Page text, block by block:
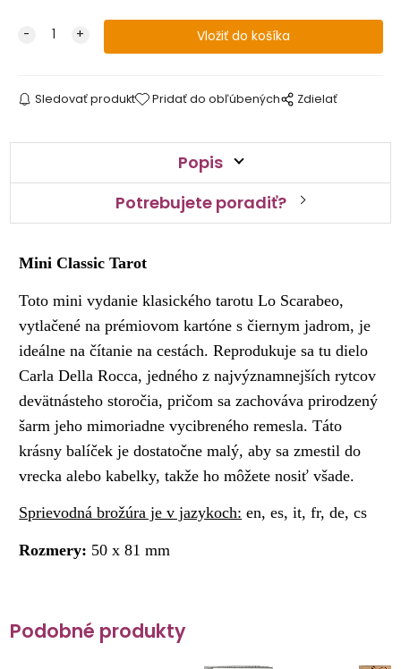
Sledovať produkt Pridať do obľúbených Zdielať
Popis
Potrebujete poradiť?
Mini Classic Tarot
Toto mini vydanie klasického tarotu Lo Scarabeo,
vytlačené na prémiovom kartóne s čiernym jadrom, je
ideálne na čítanie na cestách. Reprodukuje sa tu dielo
Carla Della Rocca, jedného z najvýznamnejších rytcov
devätnásteho storočia, pričom sa zachováva prirodzený
šarm jeho mimoriadne vycibreného remesla. Táto
krásny balíček je dostatočne malý, aby sa zmestil do
vrecka alebo kabelky, takže ho môžete nosiť všade.
Sprievodná brožúra je v jazykoch: en, es, it, fr, de, cs
Rozmery: 50 x 81 mm
Podobné produkty